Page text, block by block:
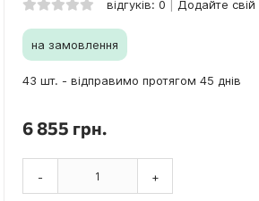
відгуків: 0 Додайте свій
на замовлення
43 шт. - відправимо протягом 45 днів
6 855 грн.
- +